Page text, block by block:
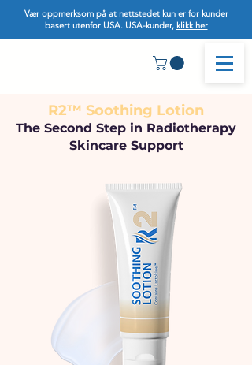
Vær oppmerksom på at nettstedet kun er for kunder
basert utenfor USA. USA-kunder, klikk her
R2™ Soothing Lotion
The Second Step in Radiotherapy
Skincare Support